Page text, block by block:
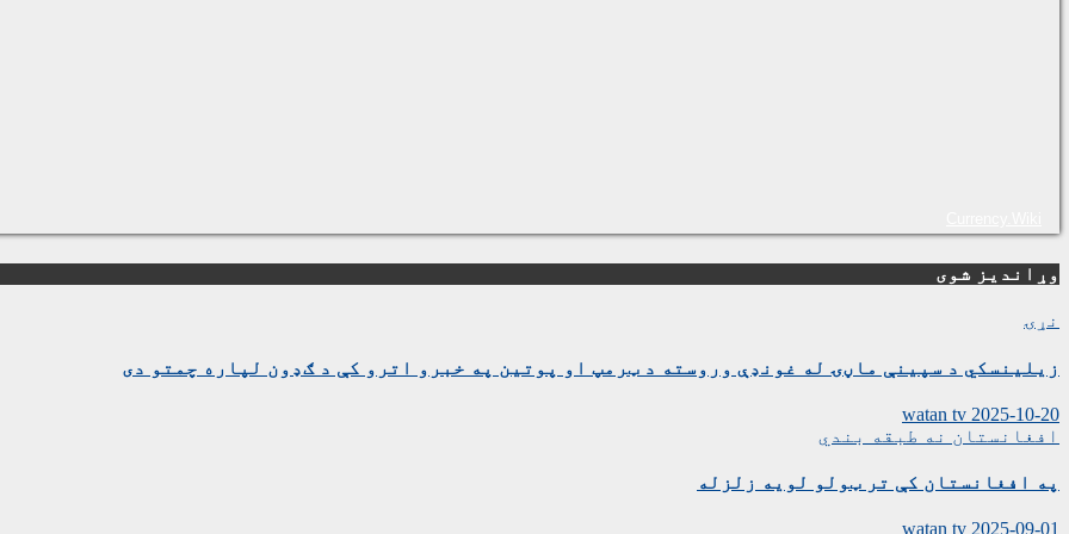
وړاندیز شوی
نړۍ
زیلینسکي د سپینې ماڼۍ له غونډې وروسته د ټرمپ او پوتین په خبرو اترو کې د ګډون لپاره چمتو دی
2025-10-20
watan tv
افغانستان نه طبقه بندي
په افغانستان کې تر ټولو لویه زلزله
2025-09-01
watan tv